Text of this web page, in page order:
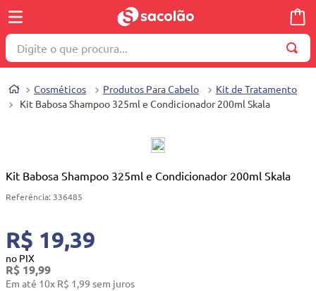
Digite o que procura...
Cosméticos Produtos Para Cabelo
Kit de Tratamento
Kit Babosa Shampoo 325ml e Condicionador 200ml Skala
Kit Babosa Shampoo 325ml e Condicionador 200ml Skala
Referência: 336485
R$ 19,39
no PIX
R$ 19,99
Em até 10x R$ 1,99 sem juros
1º
wella
4º
cosmetico